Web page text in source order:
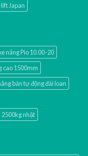
Japan
nâng Pio 10.00-20
cao 1500mm
bán tự động đài loan
2500kg nhật